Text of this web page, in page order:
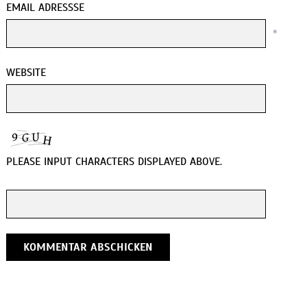
EMAIL ADRESSSE
*
WEBSITE
PLEASE INPUT CHARACTERS DISPLAYED ABOVE.